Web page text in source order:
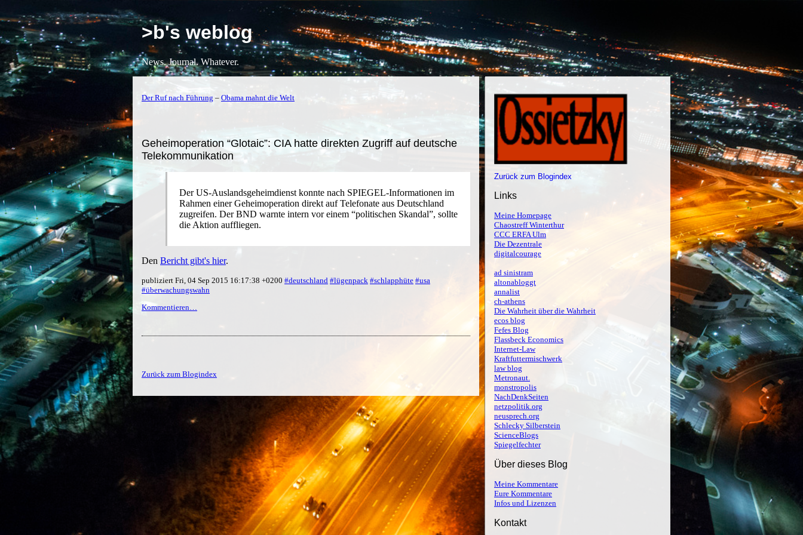
>b's weblog
News. Journal. Whatever.
Zurück zum Blogindex
Links
Meine Homepage
Chaostreff Winterthur
CCC ERFA Ulm
Die Dezentrale
digitalcourage
ad sinistram
altonabloggt
annalist
ch-athens
Die Wahrheit über die Wahrheit
ecos blog
Fefes Blog
Flassbeck Economics
Internet-Law
Kraftfuttermischwerk
law blog
Metronaut.
monstropolis
NachDenkSeiten
netzpolitik.org
neusprech.org
Schlecky Silberstein
ScienceBlogs
Spiegelfechter
Über dieses Blog
Meine Kommentare
Eure Kommentare
Infos und Lizenzen
Kontakt
Der Ruf nach Führung – Obama mahnt die Welt
Geheimoperation “Glotaic”: CIA hatte direkten Zugriff auf deutsche
Telekommunikation
Der US-Auslandsgeheimdienst konnte nach SPIEGEL-Informationen im
Rahmen einer Geheimoperation direkt auf Telefonate aus Deutschland
zugreifen. Der BND warnte intern vor einem “politischen Skandal”, sollte
die Aktion auffliegen.
Den Bericht gibt's hier.
publiziert Fri, 04 Sep 2015 16:17:38 +0200 #deutschland #lügenpack #schlapphüte #usa
#überwachungswahn
Kommentieren…
Zurück zum Blogindex